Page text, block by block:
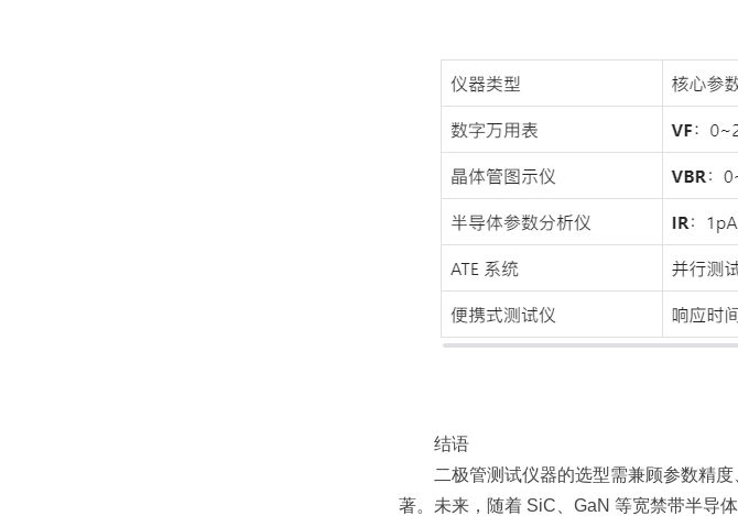
结语
二极管测试仪器的选型需兼顾参数精度
著。未来，随着 SiC、GaN 等宽禁带半导